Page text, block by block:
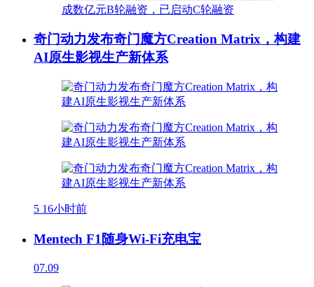
奇门动力发布奇门魔方Creation Matrix，构建
AI原生影视生产新体系
5 16小时前
Mentech F1随身Wi-Fi充电宝
07.09